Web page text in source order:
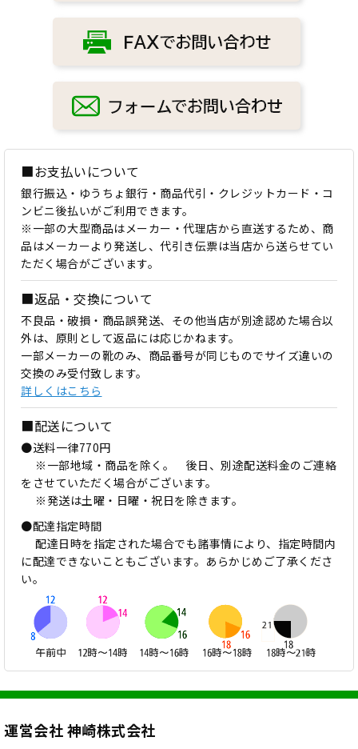
■お支払いについて
銀行振込・ゆうちょ銀行・商品代引・クレジットカード・コ
ンビニ後払いがご利用できます。
※一部の大型商品はメーカー・代理店から直送するため、商
品はメーカーより発送し、代引き伝票は当店から送らせてい
ただく場合がございます。
■返品・交換について
不良品・破損・商品誤発送、その他当店が別途認めた場合以
外は、原則として返品には応じかねます。
一部メーカーの靴のみ、商品番号が同じものでサイズ違いの
交換のみ受付致します。
詳しくはこちら
■配送について
●送料一律770円
※一部地域・商品を除く。 後日、別途配送料金のご連絡
をさせていただく場合がございます。
※発送は土曜・日曜・祝日を除きます。
●配達指定時間
配達日時を指定された場合でも諸事情により、指定時間内
に配達できないこともございます。あらかじめご了承くださ
い。
運営会社 神崎株式会社